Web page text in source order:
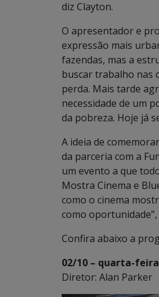
diz Clayton.
O apresentador e
expressão mais
fazendas, mas a
buscar trabalho nas
perda. Mais tarde
necessidade de um
da pobreza. Hoje já
A ideia de
da parceria com a
um evento a que
Mostra Cinema e
como o cinema
como
Confira abaixo a
02/10 – quarta-
Diretor: Alan Parker